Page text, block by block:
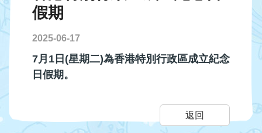
幼
兒
中
心
假期
2025-06-17
7月 1 日 (星期二)為香港特別行政區成立紀念
日假期。
返回